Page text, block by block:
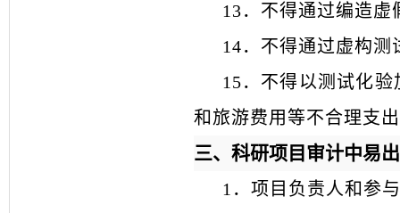
13． 不得通过编造虚
14． 不得通过虚构测
15． 不得以测试化
和旅游费用等不合理支
三、科研项目审计中易
1．项目负责人和参